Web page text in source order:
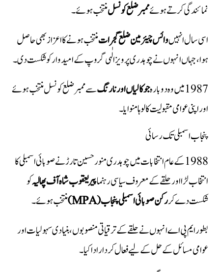
نمائندگی کرتے ہوئےممبر ضلع کونسلمنتخب ہوئے۔
اسی سال انہیںوائس چیئرمین ضلع گجراتمنتخب ہونے کا اعزاز بھی حاصل
ہوا، جہاں انہوں نے چوہدری پرویز الٰہی گروپ کے امیدوار کو شکست دی۔
1987 میں وہ دوبارہ
جوکالیاں اور نارنگسے ممبر ضلع کونسل منتخب ہوئے
اور اپنی عوامی مقبولیت کا لوہا منوایا۔
پنجاب اسمبلی تک رسائی
1988 کے عام انتخابات میں چوہدری منور حسین تارڑ نے صوبائی اسمبلی کا
انتخاب لڑا اور حلقے کے معروف سیاسی رہنماپیر یعقوب شاہ آف پھالیہکو
شکست دے کررکن صوبائی اسمبلی پنجاب (MPA)
منتخب ہوئے۔
بطور ایم پی اے انہوں نے حلقے کے ترقیاتی منصوبوں، بنیادی سہولیات اور
عوامی مسائل کے حل کے لیے فعال کردار ادا کیا۔